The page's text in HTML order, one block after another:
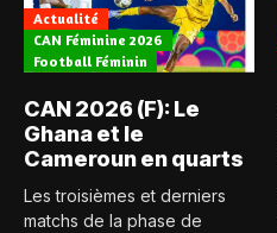
Actualité
CAN Féminine 2026
Football Féminin
CAN 2026 (F): Le
Ghana et le
Cameroun en quarts
Les troisièmes et derniers
matchs de la phase de